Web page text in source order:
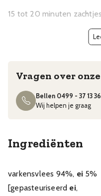
15 tot 20 minuten
Vragen over
Bellen 0499 - 37 13 36
Wij helpen je graag
Ingrediënten
varkensvlees 94%, ei 5%
[gepasteuriseerd ei,